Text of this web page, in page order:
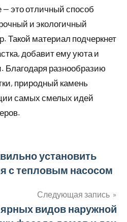
это отличный способ
и экологичный
Такой материал подчеркнет
добавит ему уюта и
Благодаря разнообразию
природный камень
самых смелых идей
установить
с тепловым насосом
Следующая запись
видов наружной